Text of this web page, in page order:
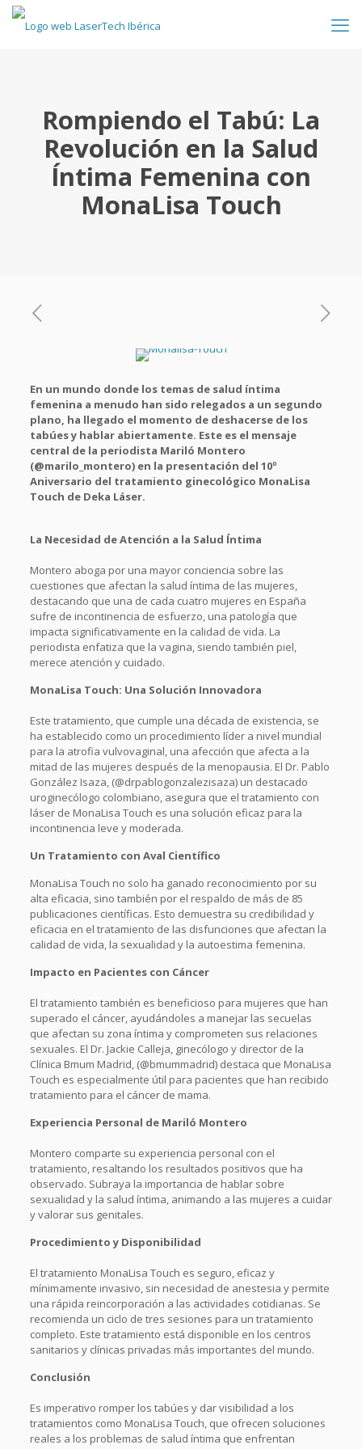
Rompiendo el Tabú: La
Revolución en la Salud
Íntima Femenina con
MonaLisa Touch
En un mundo donde los temas de salud íntima
femenina a menudo han sido relegados a un segundo
plano, ha llegado el momento de deshacerse de los
tabúes y hablar abiertamente. Este es el mensaje
central de la periodista Mariló Montero
(@marilo_montero) en la presentación del 10º
Aniversario del tratamiento ginecológico MonaLisa
Touch de Deka Láser.
La Necesidad de Atención a la Salud Íntima
Montero aboga por una mayor conciencia sobre las
cuestiones que afectan la salud íntima de las mujeres,
destacando que una de cada cuatro mujeres en España
sufre de incontinencia de esfuerzo, una patología que
impacta significativamente en la calidad de vida. La
periodista enfatiza que la vagina, siendo también piel,
merece atención y cuidado.
MonaLisa Touch: Una Solución Innovadora
Este tratamiento, que cumple una década de existencia, se
ha establecido como un procedimiento líder a nivel mundial
para la atrofia vulvovaginal, una afección que afecta a la
mitad de las mujeres después de la menopausia. El Dr. Pablo
González Isaza, (@drpablogonzalezisaza) un destacado
uroginecólogo colombiano, asegura que el tratamiento con
láser de MonaLisa Touch es una solución eficaz para la
incontinencia leve y moderada.
Un Tratamiento con Aval Científico
MonaLisa Touch no solo ha ganado reconocimiento por su
alta eficacia, sino también por el respaldo de más de 85
publicaciones científicas. Esto demuestra su credibilidad y
eficacia en el tratamiento de las disfunciones que afectan la
calidad de vida, la sexualidad y la autoestima femenina.
Impacto en Pacientes con Cáncer
El tratamiento también es beneficioso para mujeres que han
superado el cáncer, ayudándoles a manejar las secuelas
que afectan su zona íntima y comprometen sus relaciones
sexuales. El Dr. Jackie Calleja, ginecólogo y director de la
Clínica Bmum Madrid, (@bmummadrid) destaca que MonaLisa
Touch es especialmente útil para pacientes que han recibido
tratamiento para el cáncer de mama.
Experiencia Personal de Mariló Montero
Montero comparte su experiencia personal con el
tratamiento, resaltando los resultados positivos que ha
observado. Subraya la importancia de hablar sobre
sexualidad y la salud íntima, animando a las mujeres a cuidar
y valorar sus genitales.
Procedimiento y Disponibilidad
El tratamiento MonaLisa Touch es seguro, eficaz y
mínimamente invasivo, sin necesidad de anestesia y permite
una rápida reincorporación a las actividades cotidianas. Se
recomienda un ciclo de tres sesiones para un tratamiento
completo. Este tratamiento está disponible en los centros
sanitarios y clínicas privadas más importantes del mundo.
Conclusión
Es imperativo romper los tabúes y dar visibilidad a los
tratamientos como MonaLisa Touch, que ofrecen soluciones
reales a los problemas de salud íntima que enfrentan